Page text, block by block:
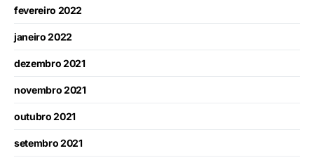
fevereiro 2022
janeiro 2022
dezembro 2021
novembro 2021
outubro 2021
setembro 2021